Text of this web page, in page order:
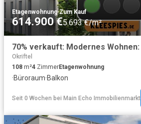
Etagenwohnung·Zum Kauf
614.900 €5.693 €/m²
Okriftel
108 m²4 ZimmerEtagenwohnung
·Büroraum·Balkon
Seit 0 Wochen bei Main Echo Immobilienmarkt